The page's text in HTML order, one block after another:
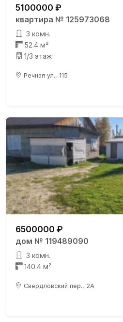
5100000 ₽
квартира № 125973068
3 комн.
52.4 м²
1/3 этаж
Речная ул., 115
6500000 ₽
дом № 119489090
3 комн.
140.4 м²
Свердловский пер., 2А